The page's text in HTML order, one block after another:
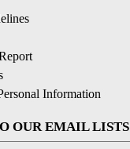
Information
OUR EMAIL LISTS